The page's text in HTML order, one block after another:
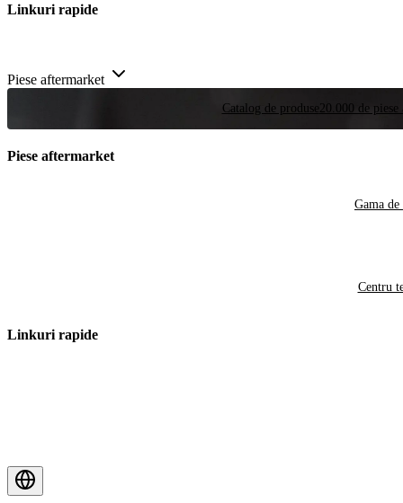
Linkuri rapide
Piese aftermarket
Catalog de produse 20.000 de
Piese aftermarket
Gama de
Centru
Linkuri rapide